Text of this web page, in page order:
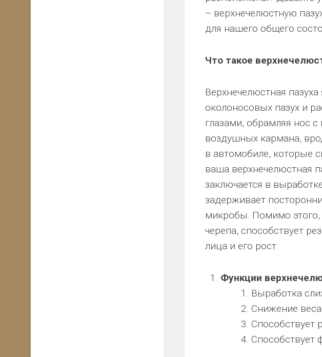
– верхнечелюстную
для нашего общего
Что такое
Верхнечелюстная
околоносовых пазух и
глазами, обрамляя нос
воздушных кармана,
в автомобиле, которые
ваша верхнечелюстная
заключается в
задерживает
микробы. Помимо этого,
черепа, способствует
лица и его рост.
Функции
Выработка
Снижение веса
Способствует
Способствует